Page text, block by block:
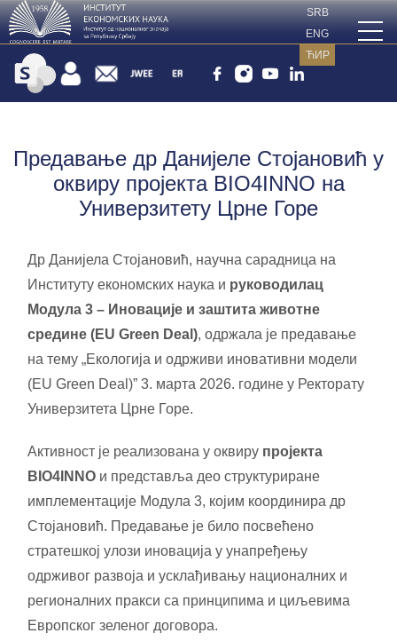
SRB
ENG
ЋИР
Предавање др Данијеле Стојановић у
оквиру пројекта BIO4INNO на
Универзитету Црне Горе
Др Данијела Стојановић, научна сарадница на
Институту економских наука и руководилац
Модула 3 – Иновације и заштита животне
средине (EU Green Deal), одржала је предавање
на тему „Екологија и одрживи иновативни модели
(EU Green Deal)” 3. марта 2026. године у Ректорату
Универзитета Црне Горе.
Активност је реализована у оквиру пројекта
BIO4INNO и представља део структуриране
имплементације Модула 3, којим координира др
Стојановић. Предавање је било посвећено
стратешкој улози иновација у унапређењу
одрживог развоја и усклађивању националних и
регионалних пракси са принципима и циљевима
Европског зеленог договора.